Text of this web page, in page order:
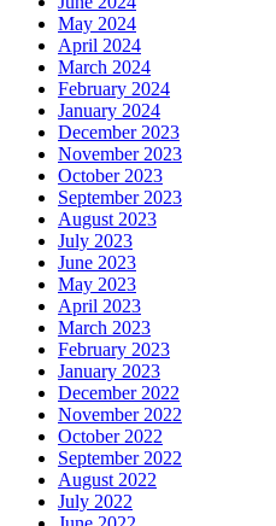
May 2024
April 2024
March 2024
February 2024
January 2024
December 2023
November 2023
October 2023
September 2023
August 2023
July 2023
June 2023
May 2023
April 2023
March 2023
February 2023
January 2023
December 2022
November 2022
October 2022
September 2022
August 2022
July 2022